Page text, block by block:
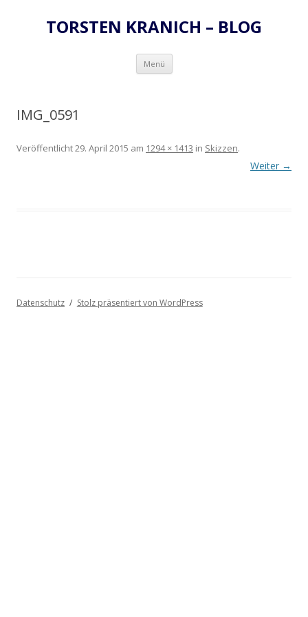
TORSTEN KRANICH – BLOG
Menü Zum
springen
IMG_0591
Veröffentlicht29. April 2015 am 1294 × 1413 in Skizzen.
Weiter →
Datenschutz Stolz präsentiert von WordPress